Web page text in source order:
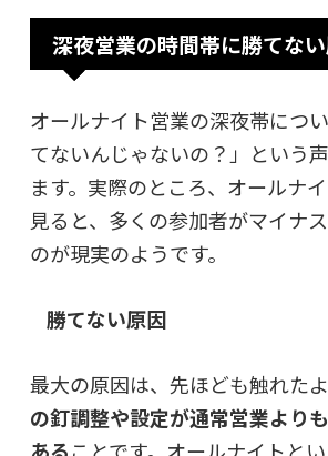
深夜営業の時間帯に勝てな
オールナイト営業の深夜帯につ
てないんじゃないの？」という
ます。実際のところ、オールナ
見ると、多くの参加者がマイナ
のが現実のようです。
勝てない原因
最大の原因は、先ほども触れた
の釘調整や設定が通常営業より